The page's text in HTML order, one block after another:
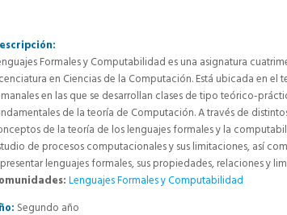
Formales y Computabilidad es una asignatura
en Ciencias de la Computación. Está ubicada en el
en las que se desarrollan clases de tipo teórico-
de la teoría de Computación. A través de
de la teoría de los lenguajes formales y la
de procesos computacionales y sus limitaciones, así
lenguajes formales, sus propiedades, relaciones y
Lenguajes Formales y Computabilidad
Segundo año